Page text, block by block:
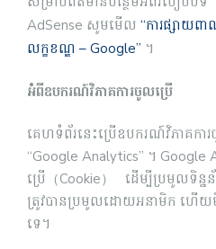
AdSense សូមមើល “ការផ្សាយព
លក្ខខណ្ឌ – Google” ។
អំពីឧបករណ៍វិភាគការចូលប្រើ
គេហទំព័រនេះប្រើឧបករណ៍វិភាគកា
“Google Analytics” ។ Google
ប្រើ（Cookie） ដើម្បីប្រមូលទិន្
ត្រូវបានប្រមូលដោយអនាមិក ហើយ
ទេ។